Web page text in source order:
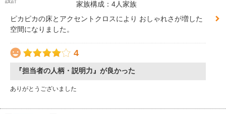
家族構成：4人家族
ピカピカの床とアクセントクロスにより おしゃれさが増した
空間になりました。
4
『担当者の人柄・説明力』が良かった
ありがとうございました